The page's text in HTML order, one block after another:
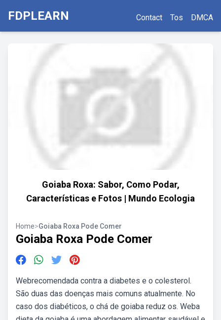
FDPLEARN Contact Tos DMCA
Goiaba Roxa: Sabor, Como Podar,
Características e Fotos | Mundo Ecologia
Home>Goiaba Roxa Pode Comer
Goiaba Roxa Pode Comer
Webrecomendada contra a diabetes e o colesterol.
São duas das doenças mais comuns atualmente. No
caso dos diabéticos, o chá de goiaba reduz os. Weba